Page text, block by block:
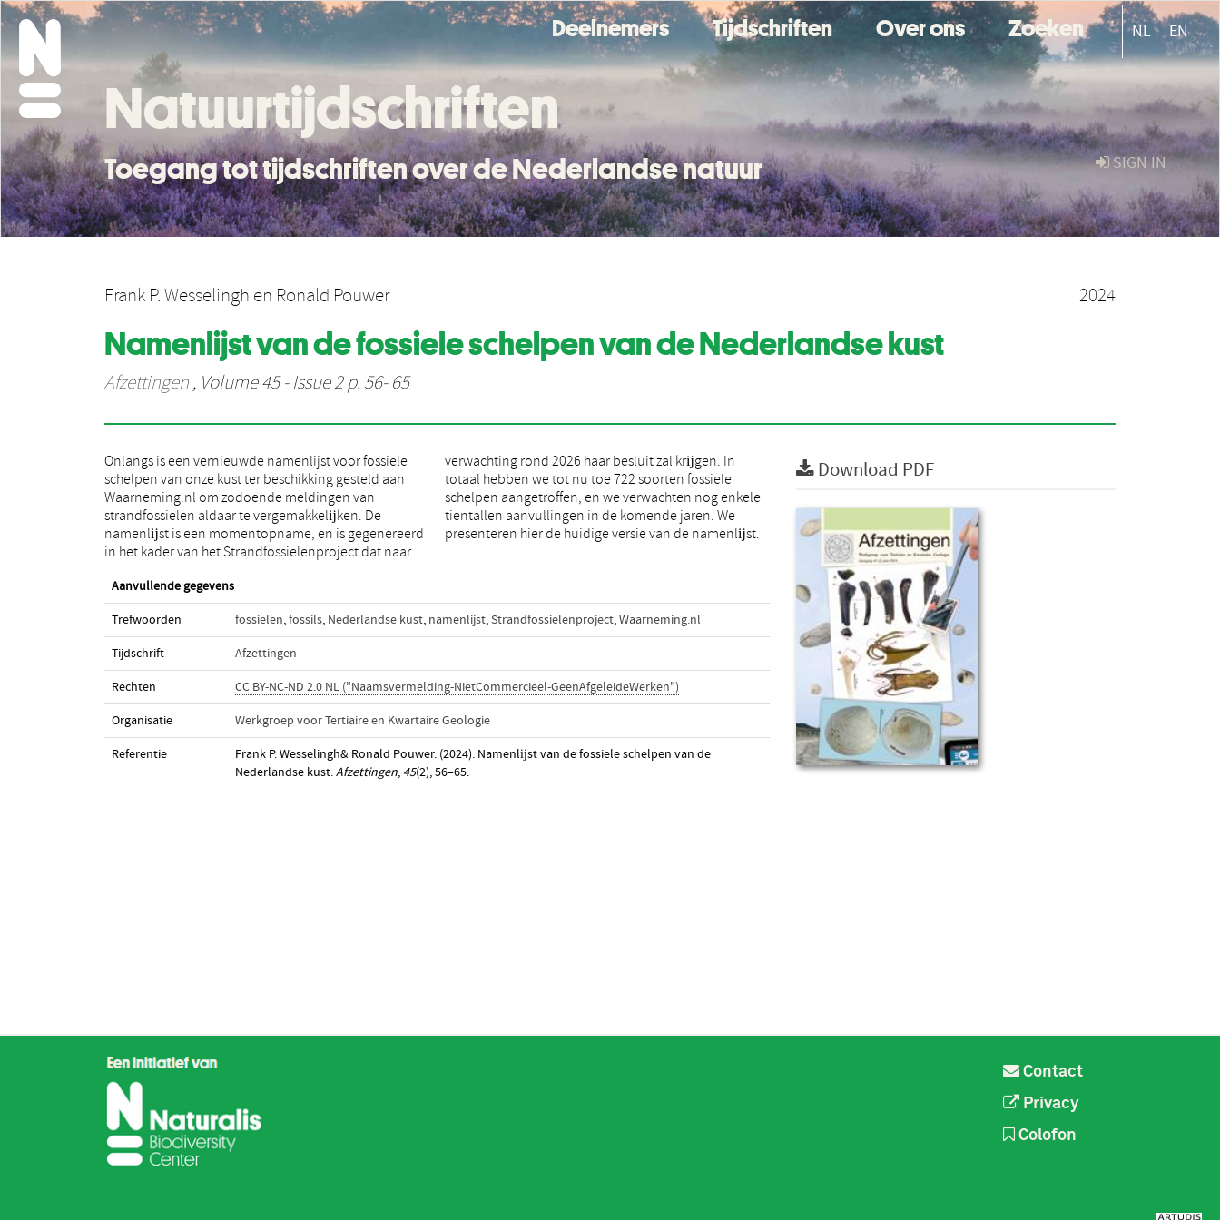
Deelnemers Tijdschriften Over ons Zoeken NL EN
SIGN IN
Natuurtijdschriften
Toegang tot tijdschriften over de Nederlandse natuur
Frank P. Wesselingh en Ronald Pouwer 2024
Namenlĳst van de fossiele schelpen van de Nederlandse kust
Afzettingen, Volume 45 - Issue 2 p. 56- 65
Onlangs is een vernieuwde namenlijst voor fossiele
schelpen van onze kust ter beschikking gesteld aan
Waarneming.nl om zodoende meldingen van
strandfossielen aldaar te vergemakkelĳken. De
namenlĳst is een momentopname, en is gegenereerd
in het kader van het Strandfossielenproject dat naar
verwachting rond 2026 haar besluit zal krĳgen. In
totaal hebben we tot nu toe 722 soorten fossiele
schelpen aangetroffen, en we verwachten nog enkele
tientallen aanvullingen in de komende jaren. We
presenteren hier de huidige versie van de namenlĳst.
Aanvullende gegevens
Trefwoorden fossielen,fossils, Nederlandse kust, namenlijst,Strandfossielenproject,Waarneming.nl
Tijdschrift Afzettingen
Rechten CC BY-NC-ND 2.0 NL ("Naamsvermelding-NietCommercieel-GeenAfgeleideWerken")
Organisatie Werkgroep voor Tertiaire en Kwartaire Geologie
Referentie
Frank P. Wesselingh& Ronald Pouwer. (2024). Namenlĳst van de fossiele schelpen van de
Nederlandse kust.Afzettingen, 45(2), 56–65.
Download PDF
Contact
Privacy
Colofon